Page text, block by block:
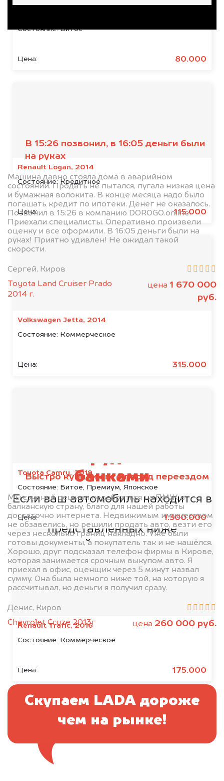
Состояние:Битое
Цена: 80.000
Renault Logan, 2014
Состояние: Кредитное
Цена: 115.000
Volkswagen Jetta, 2014
Состояние: Коммерческое
Цена: 315.000
Toyota Camry, 2019
Состояние: Битое, Премиум, Японское
Цена: 1.300.000
Renault Trafic, 2016
Состояние: Коммерческое
Цена: 175.000
В 15:26 позвонил, в 16:05 деньги были
на руках
Машина давно стояла дома в аварийном
состоянии. Продать не пытался, пугала низкая цена
и бумажная волокита. В конце месяца надо было
погашать кредит по ипотеки. Денег не оказалось.
Позвонил в 15:26 в компанию DOROGO.online.
Приехали специалисты. Оперативно произвели
оценку и все оформили. В 16:05 деньги были на
руках! Приятно удивлен! Не ожидал такой
скорости.
Сергей, Киров
Toyota Land Cruiser Prado
2014 г.
цена 1 670 000
руб.
Быстро купили авто перед переездом
Мы с женой решили перебраться на ПМЖ в
балканскую страну, благо для нашей работы
достаточно интернета. Недвижимым имуществом
не обзавелись, но решили продать авто, везти его
через несколько границ накладно. Уже были
готовы документы, а покупатель так и не нашёлся.
Хорошо, друг подсказал телефон фирмы в Кирове,
которая занимается срочным выкупом авто. Я
приехал в офис, оценщик через 5 минут назвал
сумму. Она была немного ниже той, на которую я
рассчитывал, но деньги я получил сразу.
Денис, Киров
Chevrolet Cruze 2013г
цена 260 000 руб.
банками
Если ваш автомобиль находится в
кредите или залоге у одной из
представленных ниже
организаций, то мы купим его на
5% дороже!
Скупаем LADA дороже
чем на рынке!